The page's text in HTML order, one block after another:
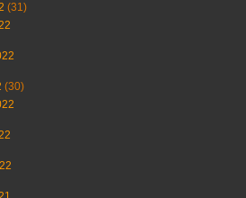
(31)
(30)